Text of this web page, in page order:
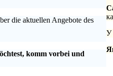
die aktuellen Angebote des
komm vorbei und